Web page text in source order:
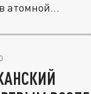
атомной